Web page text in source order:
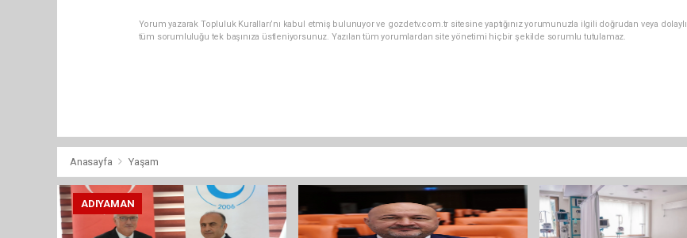
Yorum yazarak Topluluk Kuralları’nı kabul etmiş bulunuyor ve gozdetv.com.tr sitesine yaptığınız yorumunuzla ilgili doğrudan veya dolaylı
tüm sorumluluğu tek başınıza üstleniyorsunuz. Yazılan tüm yorumlardan site yönetimi hiçbir şekilde sorumlu tutulamaz.
Anasayfa Yaşam
ADIYAMAN